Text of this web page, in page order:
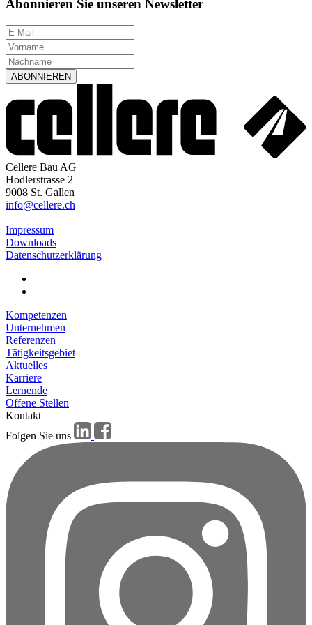
Abonnieren Sie unseren Newsletter
Cellere Bau AG
Hodlerstrasse 2
9008 St. Gallen
info@cellere.ch
Impressum
Downloads
Datenschutzerklärung
Kompetenzen
Unternehmen
Referenzen
Tätigkeitsgebiet
Aktuelles
Karriere
Lernende
Offene Stellen
Kontakt
Folgen Sie uns